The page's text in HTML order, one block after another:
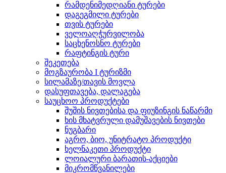
რამდენიმედღიანი ტურები
დაგეგმილი ტურები
თვის ტურები
ველოაღჭურვილობა
საცხენოსნო ტურები
რაფტინგის ტური
შეკეთება
მოგზაურობა I ტურიზმი
სილამაზე/თავის მოვლა
დასუფთავება, დალაგება
საუცხოო პროდუქტები
შუშის ნივთებისა და ფიუზინგის ნაწარმი
ხის მხატვრული დამუშავების ნივთები
ნუგბარი
აგრო, ბიო, უნიტრატო პროდუქტი
ხელნაკეთი პროდუქტი
ლოიალური ბარათის-აქციები
მიკრომწვანილები